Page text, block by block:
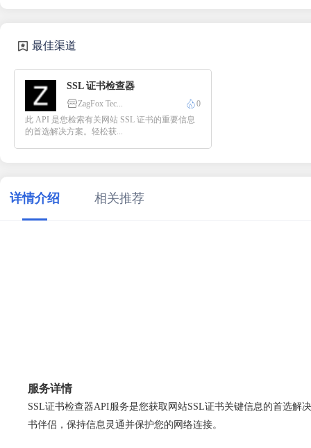
最佳渠道
SSL 证书检查器
ZagFox Tec...
0
此 API 是您检索有关网站 SSL 证书的重要信息
的首选解决方案。轻松获...
详情介绍 相关推荐
服务详情
SSL证书检查器API服务是您获取网站SSL证书关键信息的首选
书伴侣，保持信息灵通并保护您的网络连接。